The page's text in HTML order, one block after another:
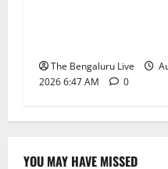
The Bengaluru Live
2026 6:47 AM
0
YOU MAY HAVE MISSED